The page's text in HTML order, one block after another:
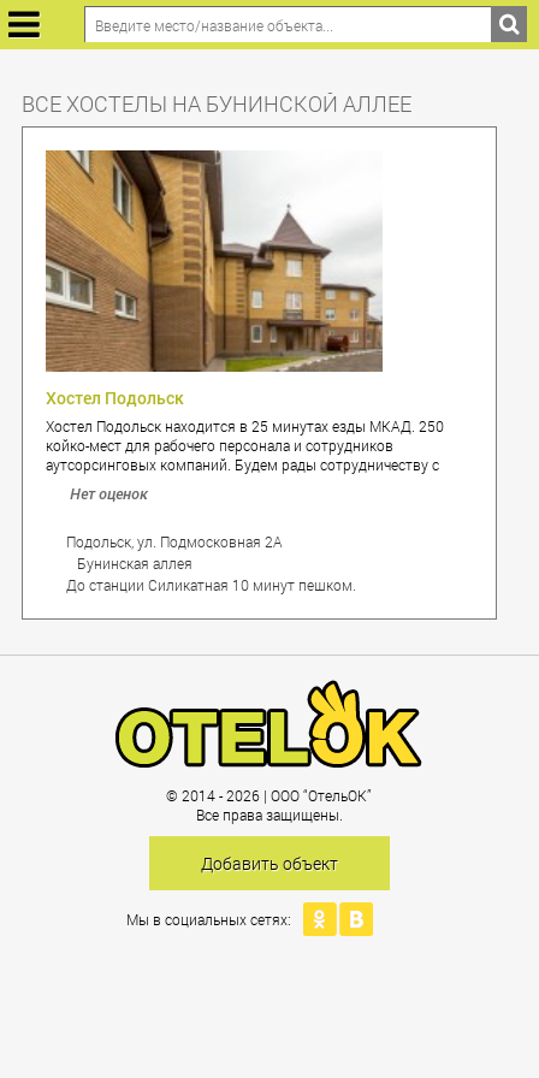
ВСЕ ХОСТЕЛЫ НА БУНИНСКОЙ АЛЛЕЕ
Хостел Подольск
Хостел Подольск находится в 25 минутах езды МКАД. 250
койко-мест для рабочего персонала и сотрудников
аутсорсинговых компаний. Будем рады сотрудничеству с
звоните
Нет оценок
Подольск, ул. Подмосковная 2А
Бунинская аллея
До станции Силикатная 10 минут пешком.
© 2014 - 2026 | ООО “ОтельОК”
Все права защищены.
Добавить объект
Мы в социальных сетях: